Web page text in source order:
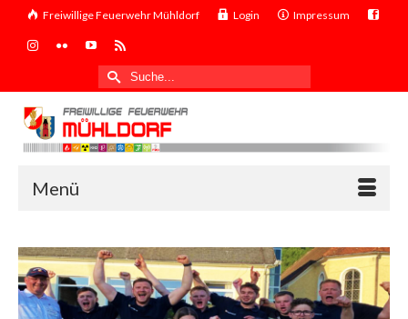
Freiwillige Feuerwehr Mühldorf Login Impressum
Suche
nach:
Menü